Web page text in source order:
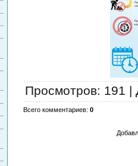
Просмотров: 191 |
Всего комментариев:0